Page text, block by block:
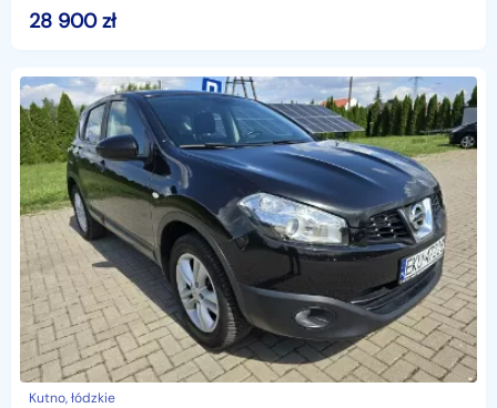
KOŚCIUSZKI 35AUTOFRANKO - ZAPRASZAMY!** *** ** **
28 900zł
Kutno, łódzkie